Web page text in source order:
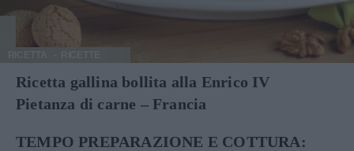
RICETTA
Ricetta gallina bollita alla Enrico IV
Pietanza di carne – Francia
TEMPO PREPARAZIONE E COTTURA: